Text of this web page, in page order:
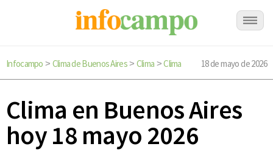
Infocampo > Clima de Buenos Aires> Clima >Clima 18 de mayo de 2026
Clima en Buenos Aires
hoy 18 mayo 2026